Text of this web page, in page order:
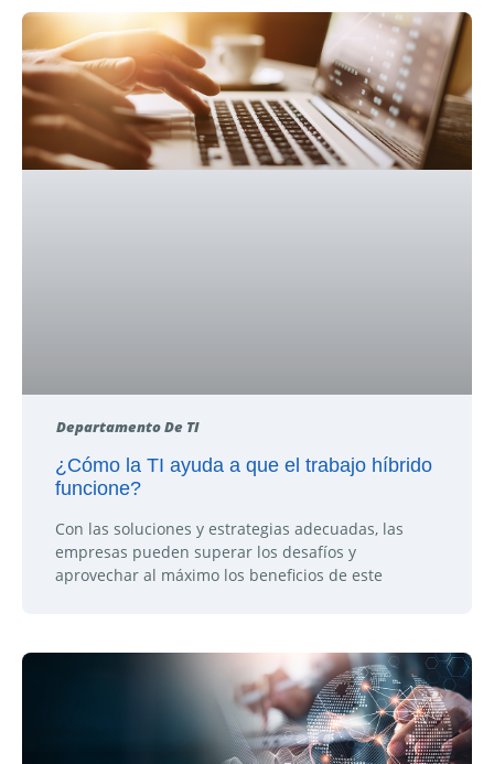
Departamento De TI
¿Cómo la TI ayuda a que el trabajo híbrido
funcione?
Con las soluciones y estrategias adecuadas, las
empresas pueden superar los desafíos y
aprovechar al máximo los beneficios de este